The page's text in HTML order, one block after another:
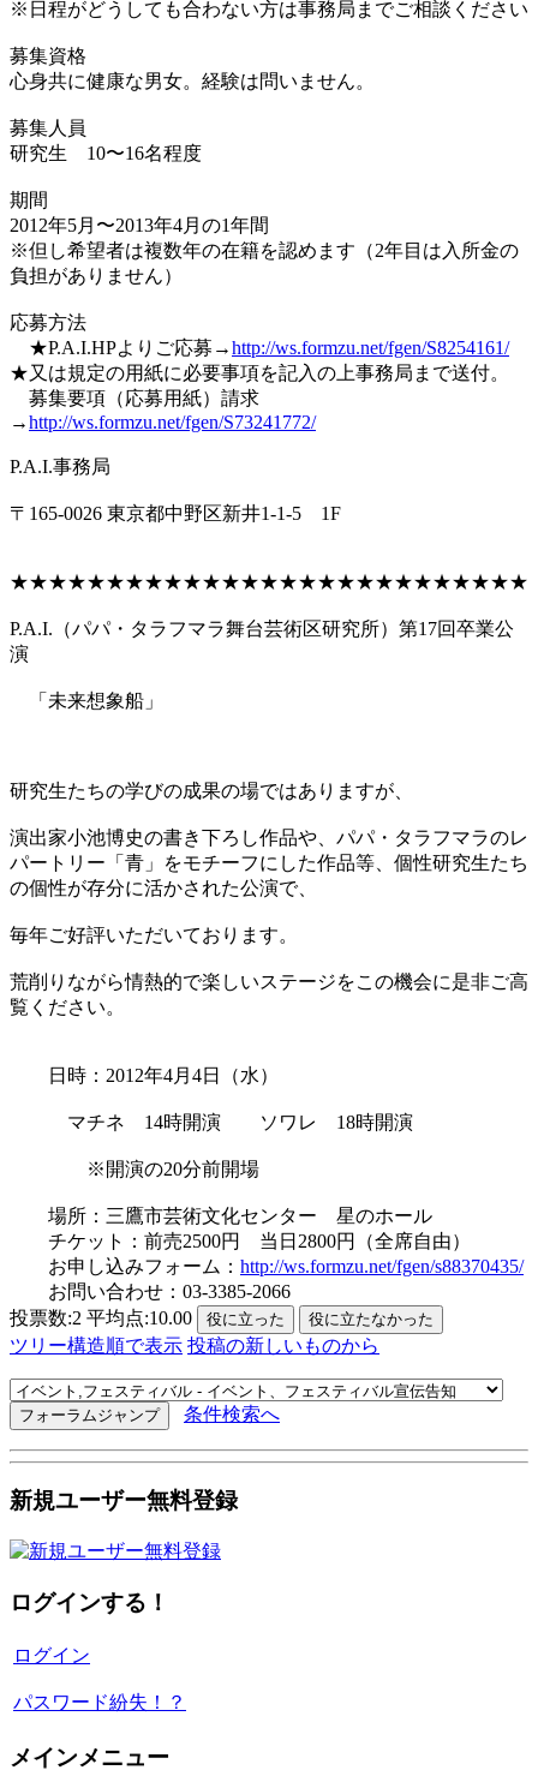
※日程がどうしても合わない方は事務局までご相談ください
募集資格
心身共に健康な男女。経験は問いません。
募集人員
研究生 10〜16名程度
期間
2012年5月〜2013年4月の1年間
※但し希望者は複数年の在籍を認めます（2年目は入所金の
負担がありません）
応募方法
★P.A.I.HPよりご応募→http://ws.formzu.net/fgen/S8254161/
★又は規定の用紙に必要事項を記入の上事務局まで送付。
募集要項（応募用紙）請求
→http://ws.formzu.net/fgen/S73241772/
P.A.I.事務局
〒165-0026 東京都中野区新井1-1-5 1F
★★★★★★★★★★★★★★★★★★★★★★★★★★★
P.A.I.（パパ・タラフマラ舞台芸術区研究所）第17回卒業公
演
「未来想象船」
研究生たちの学びの成果の場ではありますが、
演出家小池博史の書き下ろし作品や、パパ・タラフマラのレ
パートリー「青」をモチーフにした作品等、個性研究生たち
の個性が存分に活かされた公演で、
毎年ご好評いただいております。
荒削りながら情熱的で楽しいステージをこの機会に是非ご高
覧ください。
日時：2012年4月4日（水）
マチネ 14時開演 ソワレ 18時開演
※開演の20分前開場
場所：三鷹市芸術文化センター 星のホール
チケット：前売2500円 当日2800円（全席自由）
お申し込みフォーム： http://ws.formzu.net/fgen/s88370435/
お問い合わせ：03-3385-2066
投票数:2 平均点:10.00
ツリー構造順で表示 投稿の新しいものから
条件検索へ
新規ユーザー無料登録
ログインする！
ログイン
パスワード紛失！？
メインメニュー